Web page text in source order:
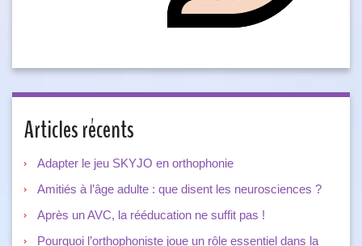
Articles récents
Adapter le jeu SKYJO en orthophonie
Amitiés à l’âge adulte : que disent les neurosciences ?
Après un AVC, la rééducation ne suffit pas !
Pourquoi l’orthophoniste joue un rôle essentiel dans la